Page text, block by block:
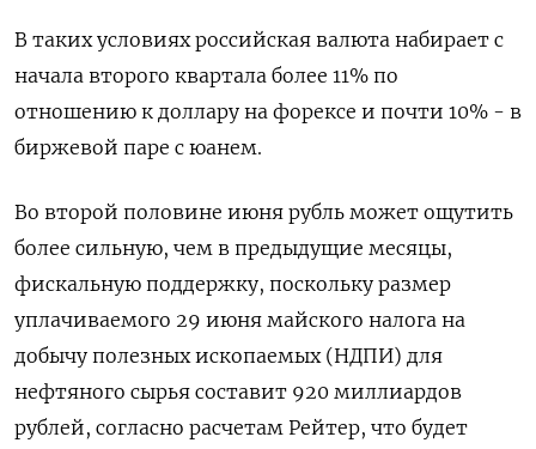
В таких условиях российская валюта набирает с
начала второго квартала более 11% по
отношению к ‌доллару на форексе и почти 10% - в
биржевой паре с юанем.
Во второй половине июня ‌рубль может ощутить
более сильную, чем в предыдущие месяцы,
фискальную поддержку, поскольку размер
уплачиваемого 29 июня майского ​налога на
добычу полезных ископаемых (НДПИ) для
нефтяного сырья составит 920 миллиардов
рублей, согласно ‌расчетам Рейтер, что будет